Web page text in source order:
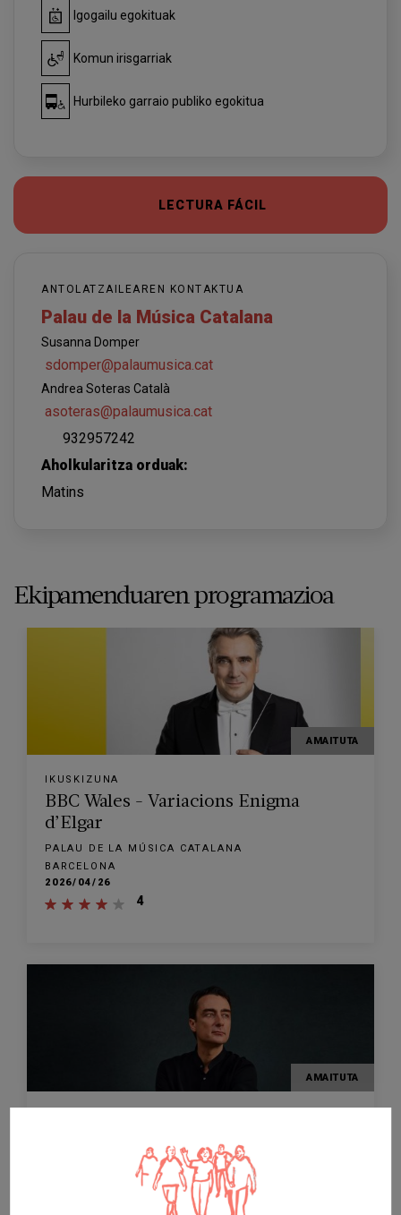
Igogailu egokituak
Komun irisgarriak
Hurbileko garraio publiko egokitua
LECTURA FÁCIL
ANTOLATZAILEAREN KONTAKTUA
Palau de la Música Catalana
Susanna Domper
sdomper@palaumusica.cat
Andrea Soteras Català
asoteras@palaumusica.cat
932957242
Aholkularitza orduak:
Matins
Ekipamenduaren programazioa
AMAITUTA
IKUSKIZUNA
BBC Wales - Variacions Enigma
d’Elgar
PALAU DE LA MÚSICA CATALANA
BARCELONA
2026/04/26
4
AMAITUTA
PALAU DE LA MÚSICA CATALANA